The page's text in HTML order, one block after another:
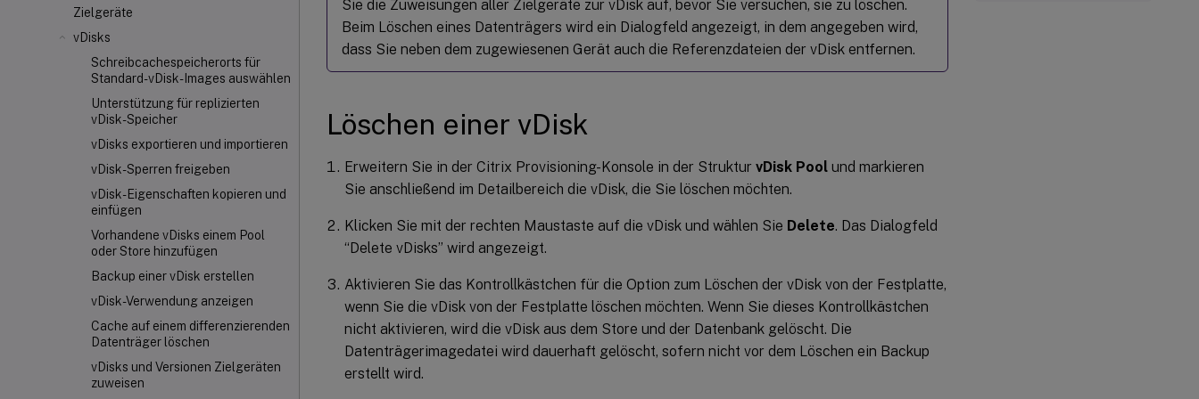
Zielgeräte
vDisks
Schreibcachespeicherorts für
Standard-vDisk-Images auswählen
Unterstützung für replizierten
vDisk-Speicher
vDisks exportieren und importieren
vDisk-Sperren freigeben
vDisk-Eigenschaften kopieren und
einfügen
Vorhandene vDisks einem Pool
oder Store hinzufügen
Backup einer vDisk erstellen
vDisk-Verwendung anzeigen
Cache auf einem differenzierenden
Datenträger löschen
vDisks und Versionen Zielgeräten
zuweisen
Sie die Zuweisungen aller Zielgeräte zur vDisk auf, bevor Sie versuchen, sie zu löschen.
Beim Löschen eines Datenträgers wird ein Dialogfeld angezeigt, in dem angegeben wird,
dass Sie neben dem zugewiesenen Gerät auch die Referenzdateien der vDisk entfernen.
Löschen einer vDisk
Erweitern Sie in der Citrix Provisioning-Konsole in der Struktur vDisk Pool und markieren
Sie anschließend im Detailbereich die vDisk, die Sie löschen möchten.
Klicken Sie mit der rechten Maustaste auf die vDisk und wählen Sie Delete. Das Dialogfeld
“Delete vDisks” wird angezeigt.
Aktivieren Sie das Kontrollkästchen für die Option zum Löschen der vDisk von der Festplatte,
wenn Sie die vDisk von der Festplatte löschen möchten. Wenn Sie dieses Kontrollkästchen
nicht aktivieren, wird die vDisk aus dem Store und der Datenbank gelöscht. Die
Datenträgerimagedatei wird dauerhaft gelöscht, sofern nicht vor dem Löschen ein Backup
erstellt wird.